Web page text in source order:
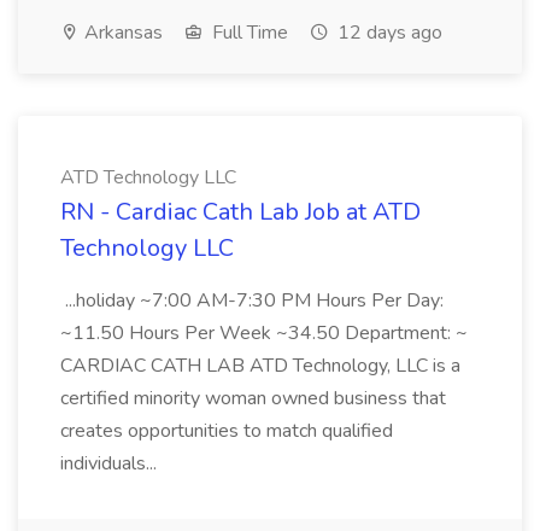
Arkansas Full Time 12 days ago
ATD Technology LLC
RN - Cardiac Cath Lab Job at ATD
Technology LLC
...holiday ~7:00 AM-7:30 PM Hours Per Day:
~11.50 Hours Per Week ~34.50 Department: ~
CARDIAC CATH LAB ATD Technology, LLC is a
certified minority woman owned business that
creates opportunities to match qualified
individuals...